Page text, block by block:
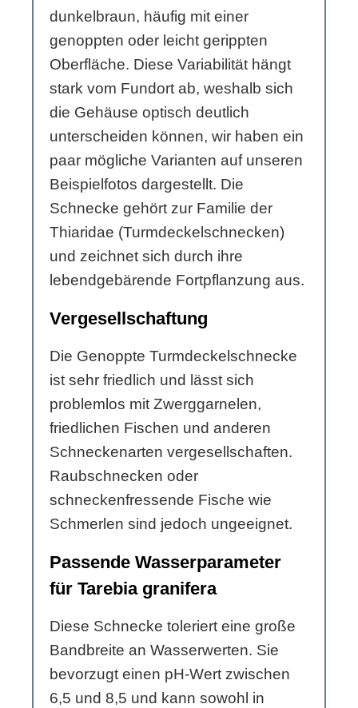
dunkelbraun, häufig mit einer
genoppten oder leicht gerippten
Oberfläche. Diese Variabilität hängt
stark vom Fundort ab, weshalb sich
die Gehäuse optisch deutlich
unterscheiden können, wir haben ein
paar mögliche Varianten auf unseren
Beispielfotos dargestellt. Die
Schnecke gehört zur Familie der
Thiaridae (Turmdeckelschnecken)
und zeichnet sich durch ihre
lebendgebärende Fortpflanzung aus.
Vergesellschaftung
Die Genoppte Turmdeckelschnecke
ist sehr friedlich und lässt sich
problemlos mit Zwerggarnelen,
friedlichen Fischen und anderen
Schneckenarten vergesellschaften.
Raubschnecken oder
schneckenfressende Fische wie
Schmerlen sind jedoch ungeeignet.
Passende Wasserparameter
für Tarebia granifera
Diese Schnecke toleriert eine große
Bandbreite an Wasserwerten. Sie
bevorzugt einen pH-Wert zwischen
6,5 und 8,5 und kann sowohl in